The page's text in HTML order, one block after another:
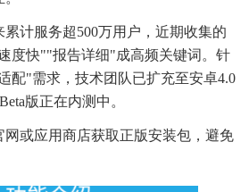
累计服务超500万用户，近期收集的
度快""报告详细"成高频关键词。针
配"需求，技术团队已扩充至安卓4.0
版正在内测中。
或应用商店获取正版安装包，避免